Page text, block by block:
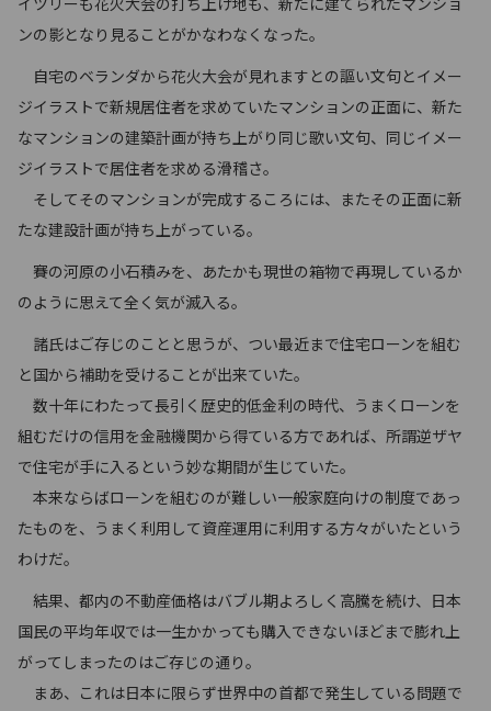
ンの影となり見ることがかなわなくなった。
自宅のベランダから花火大会が見れますとの謳い文句とイメー
ジイラストで新規居住者を求めていたマンションの正面に、新た
なマンションの建築計画が持ち上がり同じ歌い文句、同じイメー
ジイラストで居住者を求める滑稽さ。
そしてそのマンションが完成するころには、またその正面に新
たな建設計画が持ち上がっている。
賽の河原の小石積みを、あたかも現世の箱物で再現しているか
のように思えて全く気が滅入る。
諸氏はご存じのことと思うが、つい最近まで住宅ローンを組む
と国から補助を受けることが出来ていた。
数十年にわたって長引く歴史的低金利の時代、うまくローンを
組むだけの信用を金融機関から得ている方であれば、所謂逆ザヤ
で住宅が手に入るという妙な期間が生じていた。
本来ならばローンを組むのが難しい一般家庭向けの制度であっ
たものを、うまく利用して資産運用に利用する方々がいたという
わけだ。
結果、都内の不動産価格はバブル期よろしく高騰を続け、日本
国民の平均年収では一生かかっても購入できないほどまで膨れ上
がってしまったのはご存じの通り。
まあ、これは日本に限らず世界中の首都で発生している問題で